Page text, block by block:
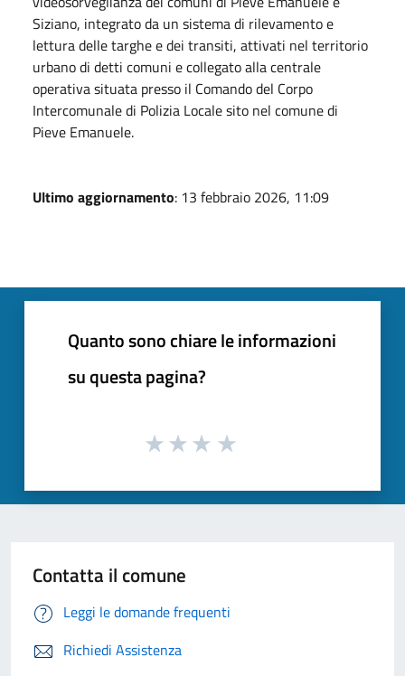
Siziano, integrato da un sistema di rilevamento e
lettura delle targhe e dei transiti, attivati nel territorio
urbano di detti comuni e collegato alla centrale
operativa situata presso il Comando del Corpo
Intercomunale di Polizia Locale sito nel comune di
Pieve Emanuele.
Ultimo aggiornamento: 13 febbraio 2026, 11:09
Quanto sono chiare le informazioni
su questa pagina?
Contatta il comune
Leggi le domande frequenti
Richiedi Assistenza